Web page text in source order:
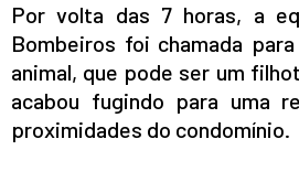
Por volta das 7 horas, a
Bombeiros foi chamada
animal, que pode ser um
acabou fugindo para uma
proximidades do condomínio.